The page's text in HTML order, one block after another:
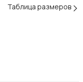
Таблица размеров